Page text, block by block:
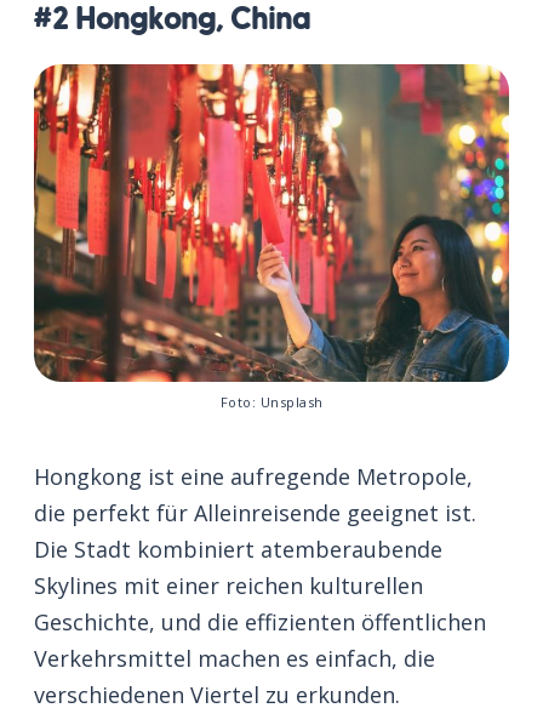
#2 Hongkong, China
Foto: Unsplash
Hongkong ist eine aufregende Metropole,
die perfekt für Alleinreisende geeignet ist.
Die Stadt kombiniert atemberaubende
Skylines mit einer reichen kulturellen
Geschichte, und die effizienten öffentlichen
Verkehrsmittel machen es einfach, die
verschiedenen Viertel zu erkunden.